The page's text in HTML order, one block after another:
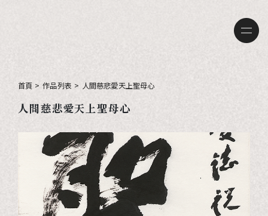
首頁 > 作品列表 > 人間慈悲愛天上聖母心
人間慈悲愛天上聖母心